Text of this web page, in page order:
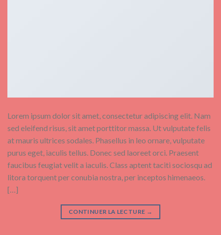
Lorem ipsum dolor sit amet, consectetur adipiscing elit. Nam
sed eleifend risus, sit amet porttitor massa. Ut vulputate felis
at mauris ultrices sodales. Phasellus in leo ornare, vulputate
purus eget, iaculis tellus. Donec sed laoreet orci. Praesent
faucibus feugiat velit a iaculis. Class aptent taciti sociosqu ad
litora torquent per conubia nostra, per inceptos himenaeos.
[…]
CONTINUER LA LECTURE →